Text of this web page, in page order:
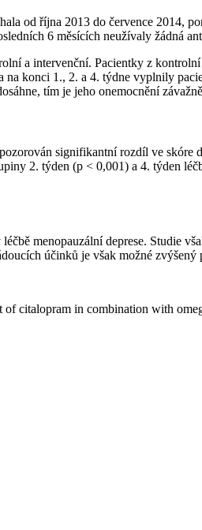
od října 2013 do července 2014,
6 měsících neužívaly žádná
a intervenční. Pacientky z
na konci 1., 2. a 4. týdne vyplnily
tím je jeho onemocnění
signifikantní rozdíl ve skóre
2. týden (p < 0,001) a 4. týden
menopauzální deprese. Studie
účinků je však možné
citalopram in combination with